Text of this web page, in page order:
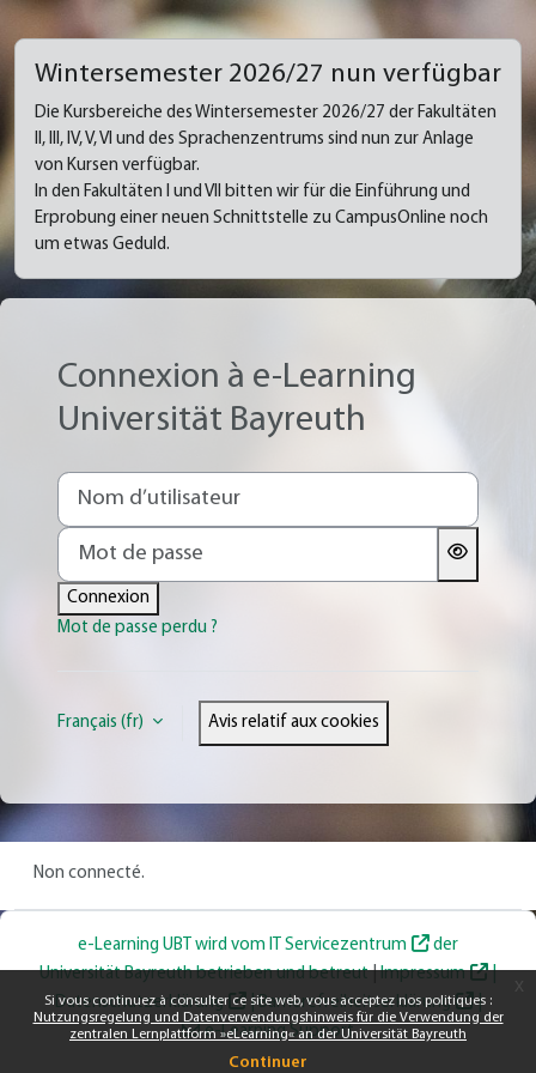
Passer au contenu principal
Si vous continuez à consulter ce site web, vous acceptez nos politiques :
Nutzungsregelung und Datenverwendungshinweis für die Verwendung der
zentralen Lernplattform »eLearning« an der Universität Bayreuth
Continuer
Wintersemester 2026/27 nun verfügbar
Die Kursbereiche des Wintersemester 2026/27 der Fakultäten
II, III, IV, V, VI und des Sprachenzentrums sind nun zur Anlage
von Kursen verfügbar.
In den Fakultäten I und VII bitten wir für die Einführung und
Erprobung einer neuen Schnittstelle zu CampusOnline noch
um etwas Geduld.
Connexion à e-Learning
Universität Bayreuth
Nom d’utilisateur
Mot de passe
Connexion
Mot de passe perdu ?
Français ‎(fr)‎ Avis relatif aux cookies
Non connecté.
e-Learning UBT wird vom IT Servicezentrum
der
Universität Bayreuth betrieben und betreut|Impressum
|
Datenschutzerklärung
|Barrierefreiheitserklärung
|
e-Learning Support